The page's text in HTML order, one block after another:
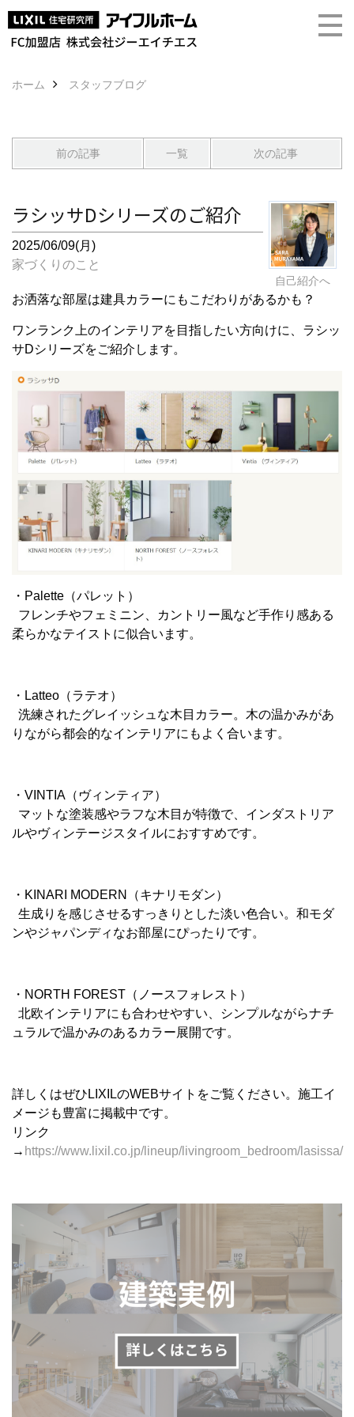
ホーム スタッフブログ
前の記事 一覧 次の記事
自己紹介へ
ラシッサDシリーズのご紹介
2025/06/09(月)
家づくりのこと
お洒落な部屋は建具カラーにもこだわりがあるかも？
ワンランク上のインテリアを目指したい方向けに、ラシッ
サDシリーズをご紹介します。
・Palette（パレット）
フレンチやフェミニン、カントリー風など手作り感ある
柔らかなテイストに似合います。
・Latteo（ラテオ）
洗練されたグレイッシュな木目カラー。木の温かみがあ
りながら都会的なインテリアにもよく合います。
・VINTIA（ヴィンティア）
マットな塗装感やラフな木目が特徴で、インダストリア
ルやヴィンテージスタイルにおすすめです。
・KINARI MODERN（キナリモダン）
生成りを感じさせるすっきりとした淡い色合い。和モダ
ンやジャパンディなお部屋にぴったりです。
・NORTH FOREST（ノースフォレスト）
北欧インテリアにも合わせやすい、シンプルながらナチ
ュラルで温かみのあるカラー展開です。
詳しくはぜひLIXILのWEBサイトをご覧ください。施工イ
メージも豊富に掲載中です。
リンク
→ https://www.lixil.co.jp/lineup/livingroom_bedroom/lasissa/